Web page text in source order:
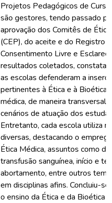
Projetos Pedagógicos de
são gestores, tendo passado
aprovação dos Comitês de
(CEP), do aceite e do Registro
Consentimento Livre e
resultados coletados,
as escolas defenderam a
pertinentes à Ética e à Bioética
médica, de maneira transversal
cenários de atuação dos
Entretanto, cada escola utiliza
diversas, destacando o
Ética Médica, assuntos como
transfusão sanguínea, início e
abortamento, entre outros
em disciplinas afins. Concluiu-
o ensino da Ética e da Bioética